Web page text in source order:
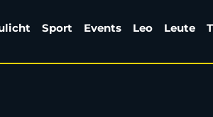
Sport Events Leo Leute